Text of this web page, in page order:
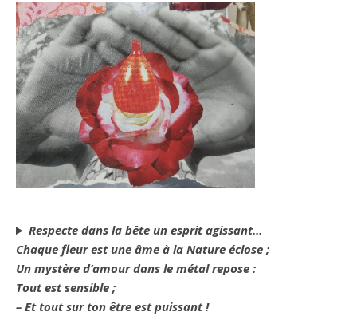
Respecte dans la bête un esprit agissant…
Chaque fleur est une âme à la Nature éclose ;
Un mystère d’amour dans le métal repose :
Tout est sensible ;
– Et tout sur ton être est puissant !